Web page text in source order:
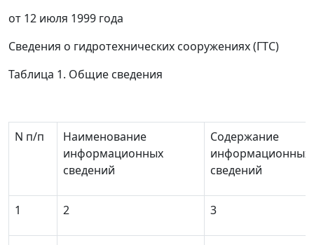
от 12 июля 1999 года
Сведения о гидротехнических сооружениях (ГТС)
Таблица 1. Общие сведения
N п/п
Наименование
информационных
сведений
Содержание
информационных
сведений
1 2 3